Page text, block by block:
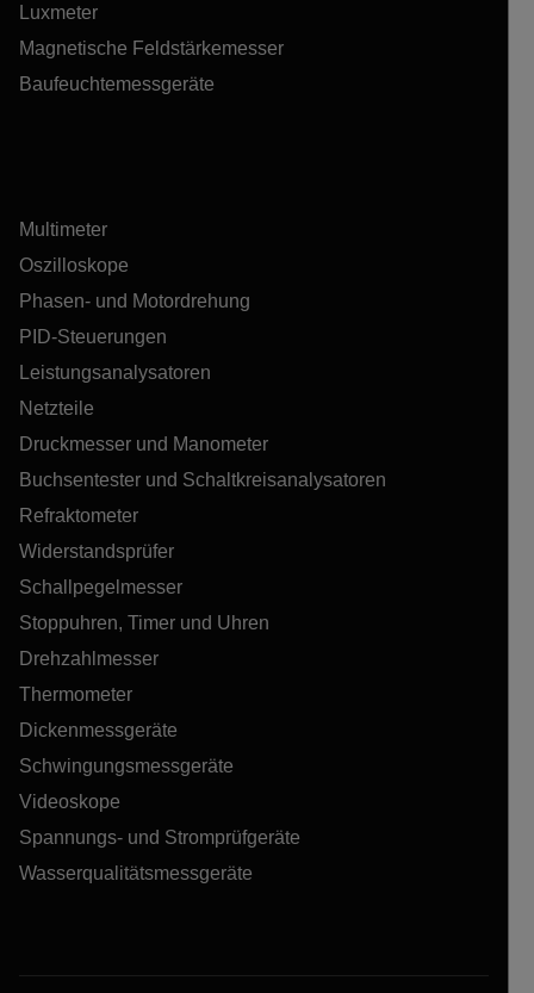
Luxmeter
Magnetische Feldstärkemesser
Baufeuchtemessgeräte
Multimeter
Oszilloskope
Phasen- und Motordrehung
PID-Steuerungen
Leistungsanalysatoren
Netzteile
Druckmesser und Manometer
Buchsentester und Schaltkreisanalysatoren
Refraktometer
Widerstandsprüfer
Schallpegelmesser
Stoppuhren, Timer und Uhren
Drehzahlmesser
Thermometer
Dickenmessgeräte
Schwingungsmessgeräte
Videoskope
Spannungs- und Stromprüfgeräte
Wasserqualitätsmessgeräte